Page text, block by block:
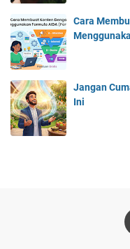
Cara
Jangan
Ini